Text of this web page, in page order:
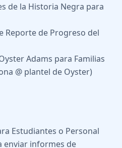
de la Historia Negra para
Reporte de Progreso del
Adams para Familias
@ plantel de Oyster)
Estudiantes o Personal
enviar informes de